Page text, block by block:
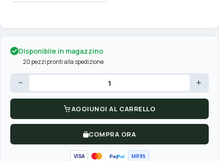
Disponibile in magazzino
20 pezzi pronti alla spedizione
− +
AGGIUNGI AL CARRELLO
COMPRA ORA
VISA PayPal MR95